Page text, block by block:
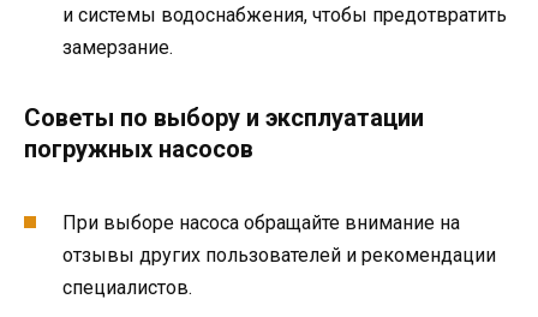
и системы водоснабжения, чтобы предотвратить
замерзание.
Советы по выбору и эксплуатации
погружных насосов
При выборе насоса обращайте внимание на
отзывы других пользователей и рекомендации
специалистов.